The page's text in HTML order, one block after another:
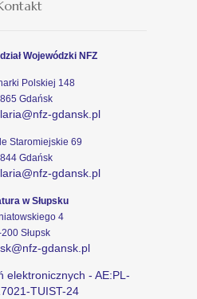
Wojewódzki NFZ
Polskiej 148
Gdańsk
gdansk.pl
Staromiejskie 69
Gdańsk
gdansk.pl
w Słupsku
4
Słupsk
gdansk.pl
elektronicznych - AE:PL-
TUIST-24